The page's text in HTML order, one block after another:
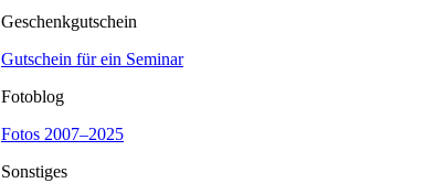
Geschenkgutschein
Gutschein für ein Seminar
Fotoblog
Fotos 2007–2025
Sonstiges